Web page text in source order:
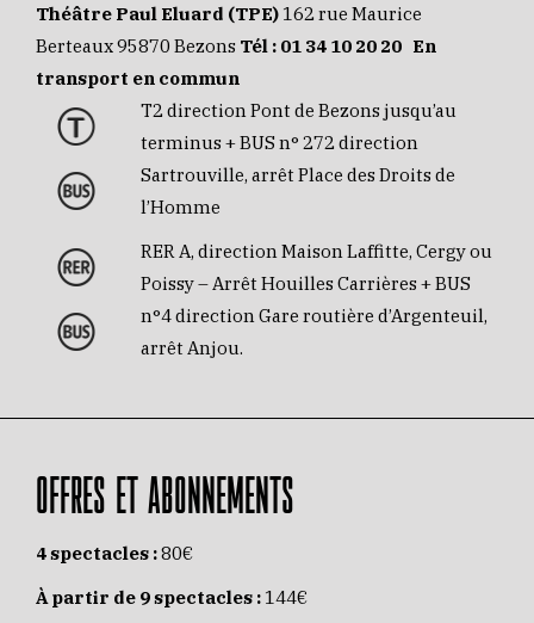
Théâtre Paul Eluard (TPE) 162 rue Maurice
Berteaux 95870 Bezons Tél : 01 34 10 20 20 En
transport en commun
T2 direction Pont de Bezons jusqu’au
terminus + BUS n° 272 direction
Sartrouville, arrêt Place des Droits de
l’Homme
RER A, direction Maison Laffitte, Cergy ou
Poissy – Arrêt Houilles Carrières + BUS
n°4 direction Gare routière d’Argenteuil,
arrêt Anjou.
OFFRES ET ABONNEMENTS
4 spectacles :80€
À partir de 9 spectacles : 144€